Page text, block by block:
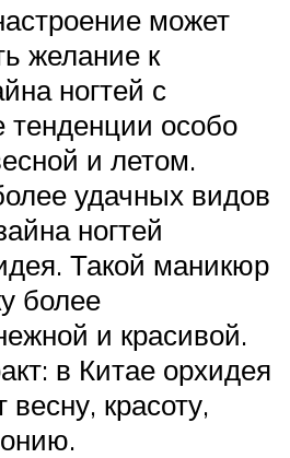
может
желание к
ногтей с
тенденции особо
и летом.
удачных видов
ногтей
Такой маникюр
более
и красивой.
в Китае орхидея
красоту,